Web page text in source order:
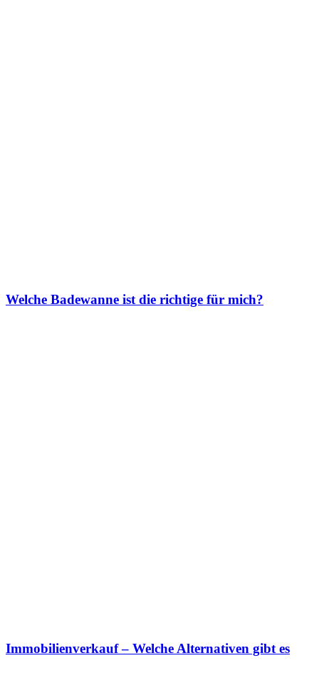
Welche Badewanne ist die richtige für mich?
Immobilienverkauf – Welche Alternativen gibt es